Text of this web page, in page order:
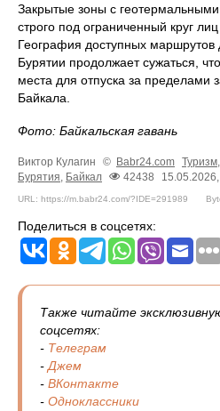
Закрытые зоны с
строго под ограниченный круг
География доступных маршрутов
Бурятии продолжает сужаться,
места для отпуска за пределами
Байкала.
Фото: Байкальская гавань
Виктор Кулагин © Babr24.com Туризм,
Бурятия, Байкал 42438
URL: https://m.babr24.com/?IDE=291989
Поделиться в соцсетях:
Также читайте
соцсетях:
- Телеграм
-Джем
- ВКонтакте
- Одноклассники